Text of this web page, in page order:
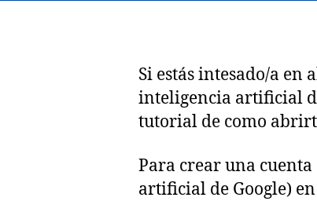
Si estás intesado/a
inteligencia artificial
tutorial de como
Para crear una
artificial de Google)